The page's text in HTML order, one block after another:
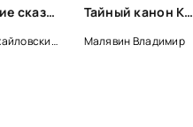
Корейские сказки - Николай Гарин-Михайловский
Гарин-Михайловский Николай
Тайный канон Китая - Владимир Малявин
Малявин Владимир